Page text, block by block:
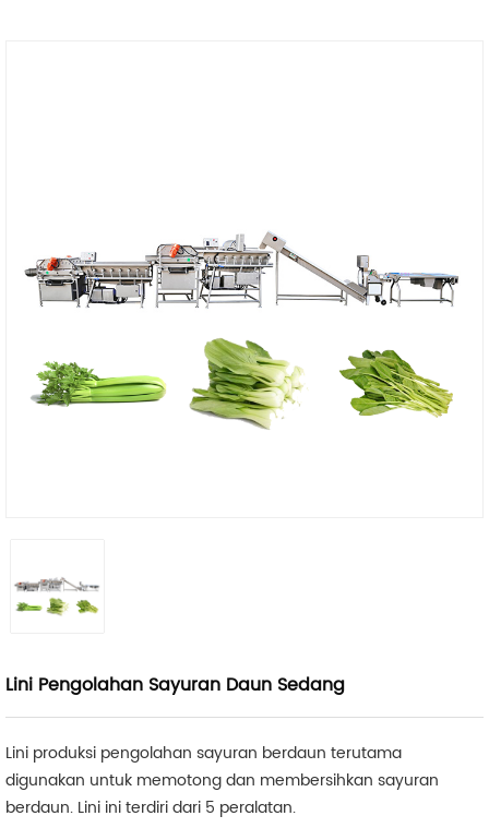
Lini Pengolahan Sayuran Daun Sedang
Lini produksi pengolahan sayuran berdaun terutama
digunakan untuk memotong dan membersihkan sayuran
berdaun. Lini ini terdiri dari 5 peralatan.